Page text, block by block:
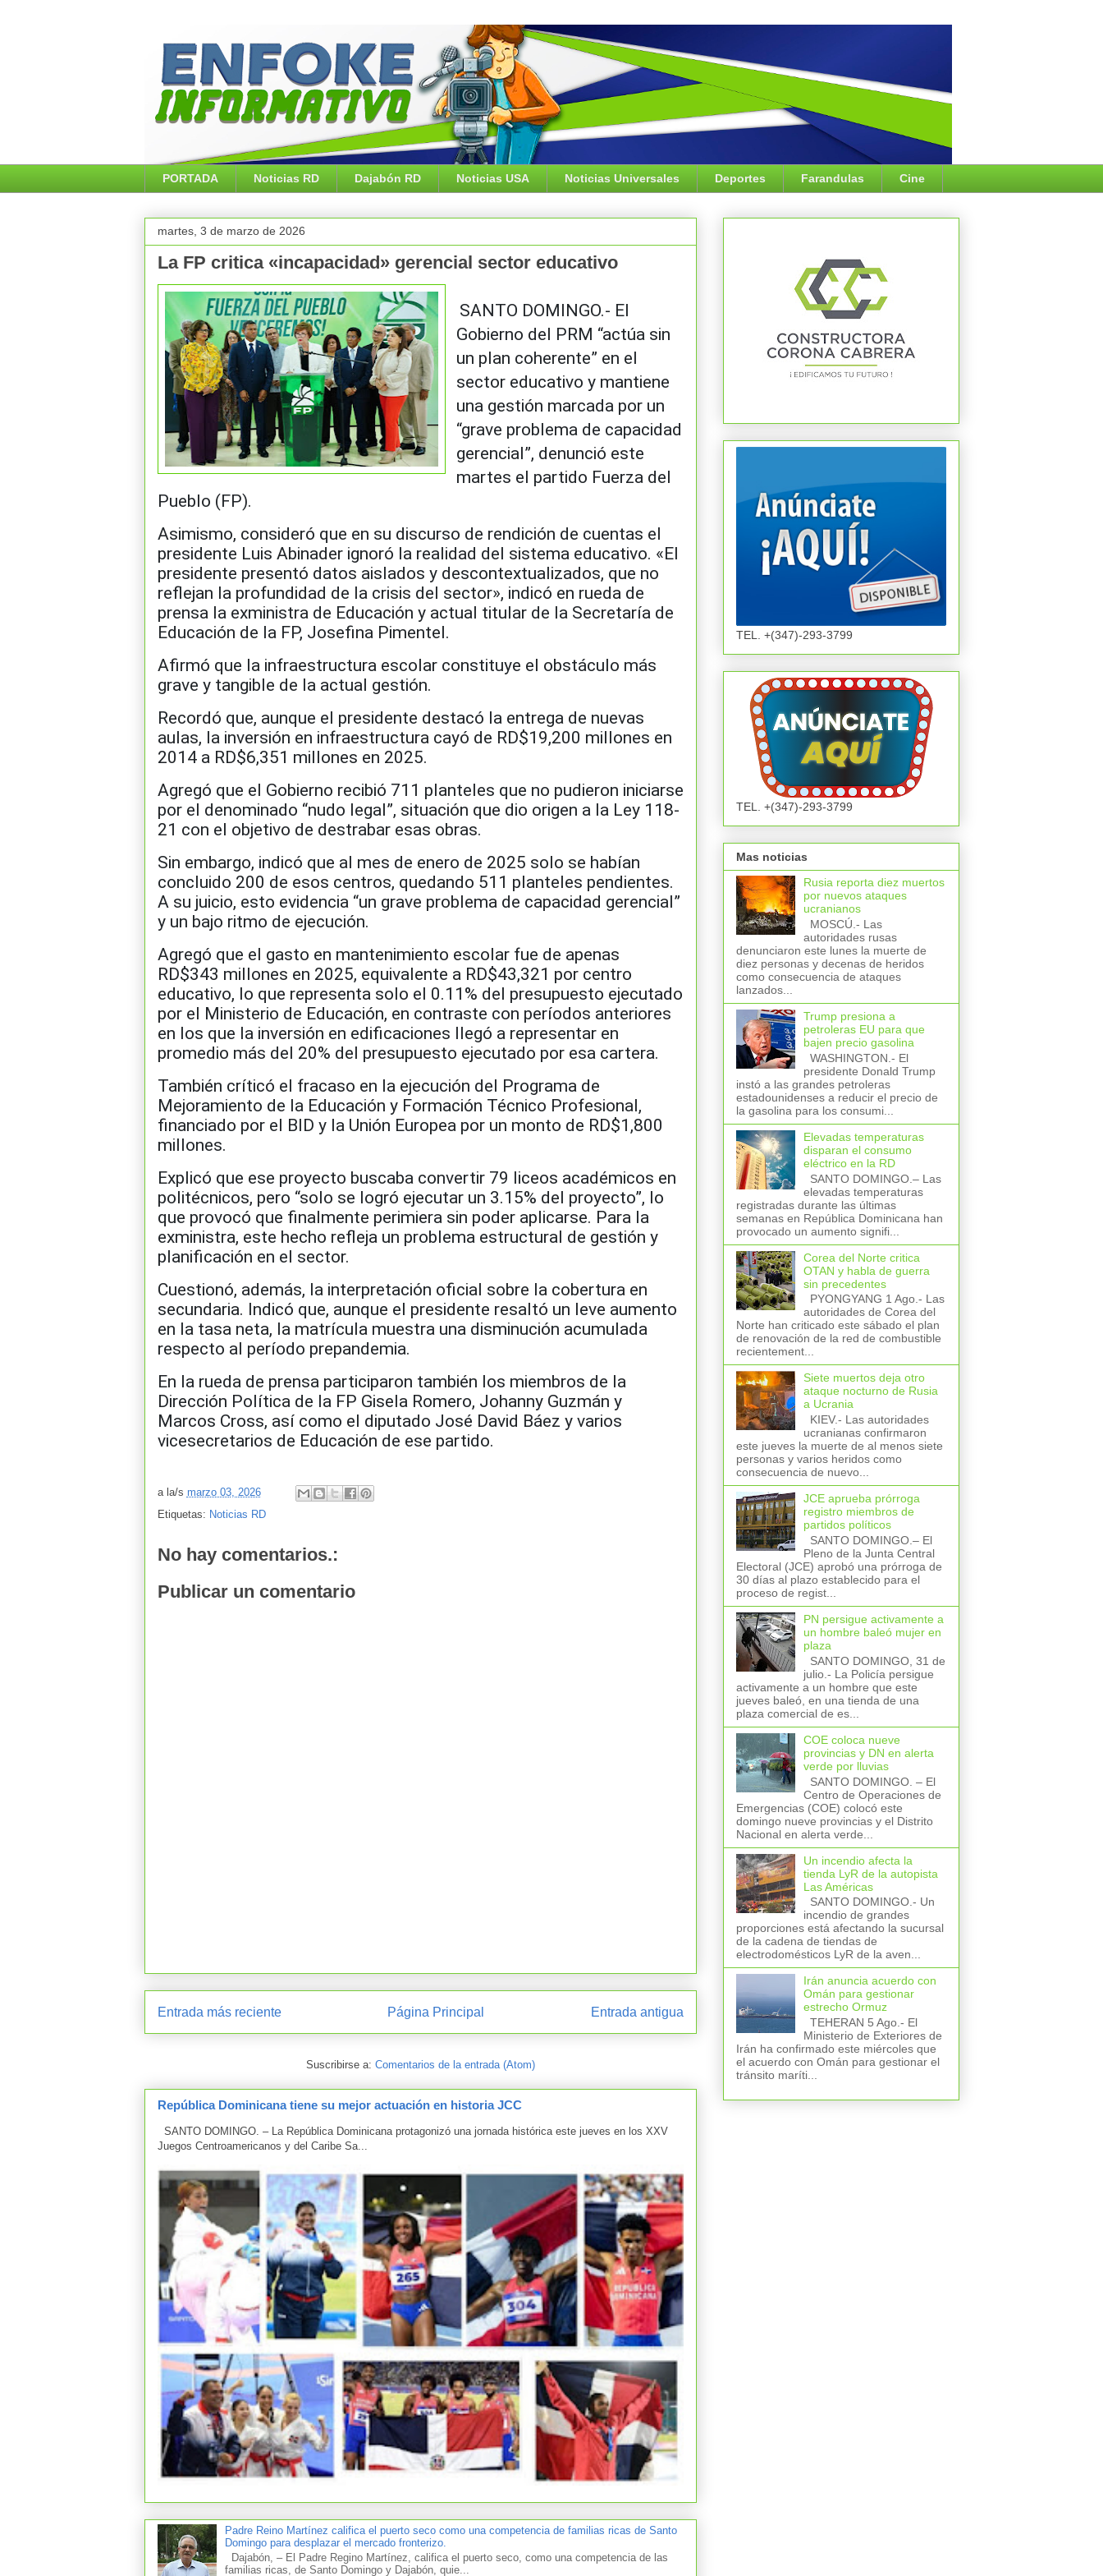
PORTADA Noticias RD Dajabón RD Noticias USA Noticias Universales Deportes Farandulas Cine
martes, 3 de marzo de 2026
La FP critica «incapacidad» gerencial sector educativo
SANTO DOMINGO.- El
Gobierno del PRM “actúa sin
un plan coherente” en el
sector educativo y mantiene
una gestión marcada por un
“grave problema de capacidad
gerencial”, denunció este
martes el partido Fuerza del
Pueblo (FP).
Asimismo, consideró que en su discurso de rendición de cuentas el
presidente Luis Abinader ignoró la realidad del sistema educativo. «El
presidente presentó datos aislados y descontextualizados, que no
reflejan la profundidad de la crisis del sector», indicó en rueda de
prensa la exministra de Educación y actual titular de la Secretaría de
Educación de la FP, Josefina Pimentel.
Afirmó que la infraestructura escolar constituye el obstáculo más
grave y tangible de la actual gestión.
Recordó que, aunque el presidente destacó la entrega de nuevas
aulas, la inversión en infraestructura cayó de RD$19,200 millones en
2014 a RD$6,351 millones en 2025.
Agregó que el Gobierno recibió 711 planteles que no pudieron iniciarse
por el denominado “nudo legal”, situación que dio origen a la Ley 118-
21 con el objetivo de destrabar esas obras.
Sin embargo, indicó que al mes de enero de 2025 solo se habían
concluido 200 de esos centros, quedando 511 planteles pendientes.
A su juicio, esto evidencia “un grave problema de capacidad gerencial”
y un bajo ritmo de ejecución.
Agregó que el gasto en mantenimiento escolar fue de apenas
RD$343 millones en 2025, equivalente a RD$43,321 por centro
educativo, lo que representa solo el 0.11% del presupuesto ejecutado
por el Ministerio de Educación, en contraste con períodos anteriores
en los que la inversión en edificaciones llegó a representar en
promedio más del 20% del presupuesto ejecutado por esa cartera.
También críticó el fracaso en la ejecución del Programa de
Mejoramiento de la Educación y Formación Técnico Profesional,
financiado por el BID y la Unión Europea por un monto de RD$1,800
millones.
Explicó que ese proyecto buscaba convertir 79 liceos académicos en
politécnicos, pero “solo se logró ejecutar un 3.15% del proyecto”, lo
que provocó que finalmente perimiera sin poder aplicarse. Para la
exministra, este hecho refleja un problema estructural de gestión y
planificación en el sector.
Cuestionó, además, la interpretación oficial sobre la cobertura en
secundaria. Indicó que, aunque el presidente resaltó un leve aumento
en la tasa neta, la matrícula muestra una disminución acumulada
respecto al período prepandemia.
En la rueda de prensa participaron también los miembros de la
Dirección Política de la FP Gisela Romero, Johanny Guzmán y
Marcos Cross, así como el diputado José David Báez y varios
vicesecretarios de Educación de ese partido.
a la/s marzo 03, 2026
Etiquetas: Noticias RD
No hay comentarios.:
Publicar un comentario
Entrada más reciente Entrada antigua
Página Principal
Suscribirse a: Comentarios de la entrada (Atom)
República Dominicana tiene su mejor actuación en historia JCC
SANTO DOMINGO. – La República Dominicana protagonizó una jornada histórica este jueves en los XXV
Juegos Centroamericanos y del Caribe Sa...
Padre Reino Martínez califica el puerto seco como una competencia de familias ricas de Santo
Domingo para desplazar el mercado fronterizo.
Dajabón, – El Padre Regino Martínez, califica el puerto seco, como una competencia de las
familias ricas, de Santo Domingo y Dajabón, quie...
TEL. +(347)-293-3799
TEL. +(347)-293-3799
Mas noticias
Rusia reporta diez muertos
por nuevos ataques
ucranianos
MOSCÚ.- Las
autoridades rusas
denunciaron este lunes la muerte de
diez personas y decenas de heridos
como consecuencia de ataques
lanzados...
Trump presiona a
petroleras EU para que
bajen precio gasolina
WASHINGTON.- El
presidente Donald Trump
instó a las grandes petroleras
estadounidenses a reducir el precio de
la gasolina para los consumi...
Elevadas temperaturas
disparan el consumo
eléctrico en la RD
SANTO DOMINGO.– Las
elevadas temperaturas
registradas durante las últimas
semanas en República Dominicana han
provocado un aumento signifi...
Corea del Norte critica
OTAN y habla de guerra
sin precedentes
PYONGYANG 1 Ago.- Las
autoridades de Corea del
Norte han criticado este sábado el plan
de renovación de la red de combustible
recientement...
Siete muertos deja otro
ataque nocturno de Rusia
a Ucrania
KIEV.- Las autoridades
ucranianas confirmaron
este jueves la muerte de al menos siete
personas y varios heridos como
consecuencia de nuevo...
JCE aprueba prórroga
registro miembros de
partidos políticos
SANTO DOMINGO.– El
Pleno de la Junta Central
Electoral (JCE) aprobó una prórroga de
30 días al plazo establecido para el
proceso de regist...
PN persigue activamente a
un hombre baleó mujer en
plaza
SANTO DOMINGO, 31 de
julio.- La Policía persigue
activamente a un hombre que este
jueves baleó, en una tienda de una
plaza comercial de es...
COE coloca nueve
provincias y DN en alerta
verde por lluvias
SANTO DOMINGO. – El
Centro de Operaciones de
Emergencias (COE) colocó este
domingo nueve provincias y el Distrito
Nacional en alerta verde...
Un incendio afecta la
tienda LyR de la autopista
Las Américas
SANTO DOMINGO.- Un
incendio de grandes
proporciones está afectando la sucursal
de la cadena de tiendas de
electrodomésticos LyR de la aven...
Irán anuncia acuerdo con
Omán para gestionar
estrecho Ormuz
TEHERAN 5 Ago.- El
Ministerio de Exteriores de
Irán ha confirmado este miércoles que
el acuerdo con Omán para gestionar el
tránsito maríti...